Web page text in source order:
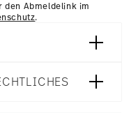
den Abmeldelink im
.